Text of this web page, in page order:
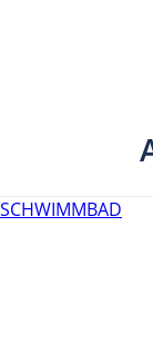
SCHWIMMBAD